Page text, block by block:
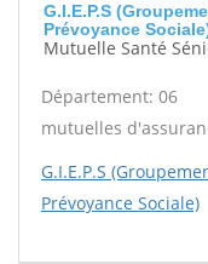
G.I.E.P.S
Prévoyance
Mutuelle Santé
Département: 06
mutuelles
G.I.E.P.S
Prévoyance Sociale)